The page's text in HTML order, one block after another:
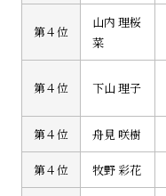
第４位
山内 理桜
菜
第４位 下山 理子
第４位 舟見 咲樹
第４位 牧野 彩花